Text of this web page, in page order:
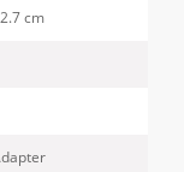
cm